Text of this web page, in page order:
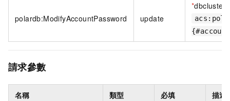
polardb:ModifyAccountPassword update
*dbcluster
請求參數
名稱 類型 必填 描述